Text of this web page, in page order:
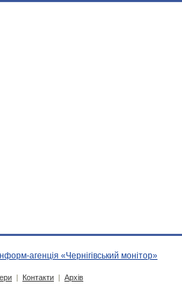
агенція «Чернігівський монітор»
| Контакти | Архів